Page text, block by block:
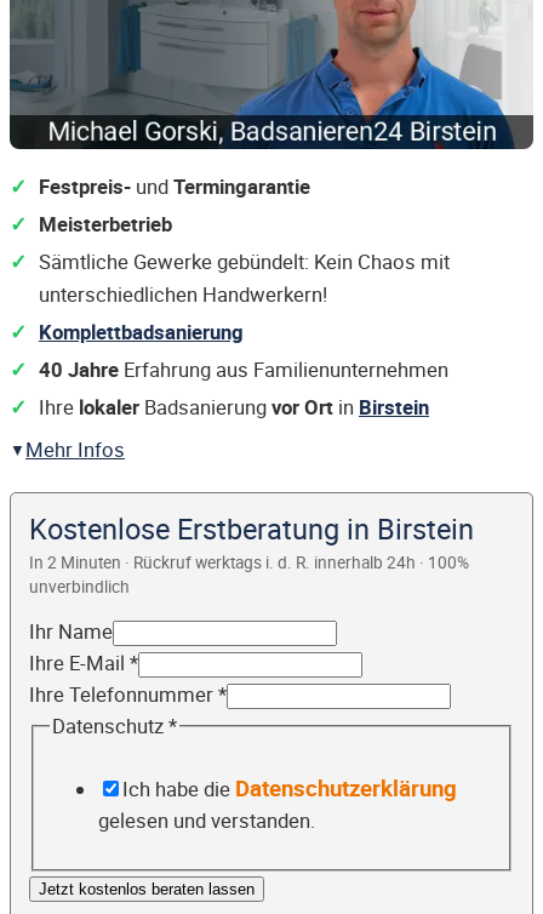
Festpreis- undTermingarantie
Meisterbetrieb
Sämtliche Gewerke gebündelt: Kein Chaos mit
unterschiedlichen Handwerkern!
Komplettbadsanierung
40 Jahre Erfahrung aus Familienunternehmen
Ihre lokaler Badsanierungvor Ort in Birstein
Mehr Infos
Kostenlose Erstberatung in Birstein
In 2 Minuten · Rückruf werktags i. d. R. innerhalb 24h · 100%
unverbindlich
Ihr Name
Ihre E-Mail *
Ihre Telefonnummer*
Datenschutz*
Ich habe die Datenschutzerklärung
gelesen und verstanden.
Jetzt kostenlos beraten lassen